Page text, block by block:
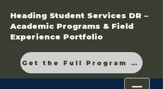
Heading Student Services DR –
Academic Programs & Field
Experience Portfolio
Get the Full Program Guide